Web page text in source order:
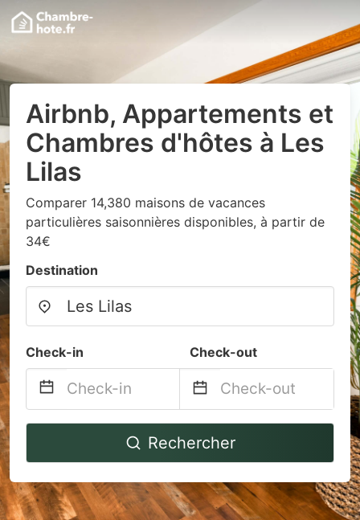
Airbnb, Appartements et
Chambres d'hôtes à Les
Lilas
Comparer 14,380 maisons de vacances
particulières saisonnières disponibles, à partir de
34€
Destination
Check-in Check-out
Navigate
to
interact
Navigate
backward
to
interact
Rechercher